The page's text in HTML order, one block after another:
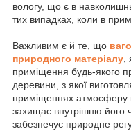
вологу, що є в
тих випадках, коли в
Важливим є й те, що
природного матеріалу,
приміщення будь-якого
деревини, з якої
приміщеннях атмосферу
захищає внутрішню його
забезпечує природне